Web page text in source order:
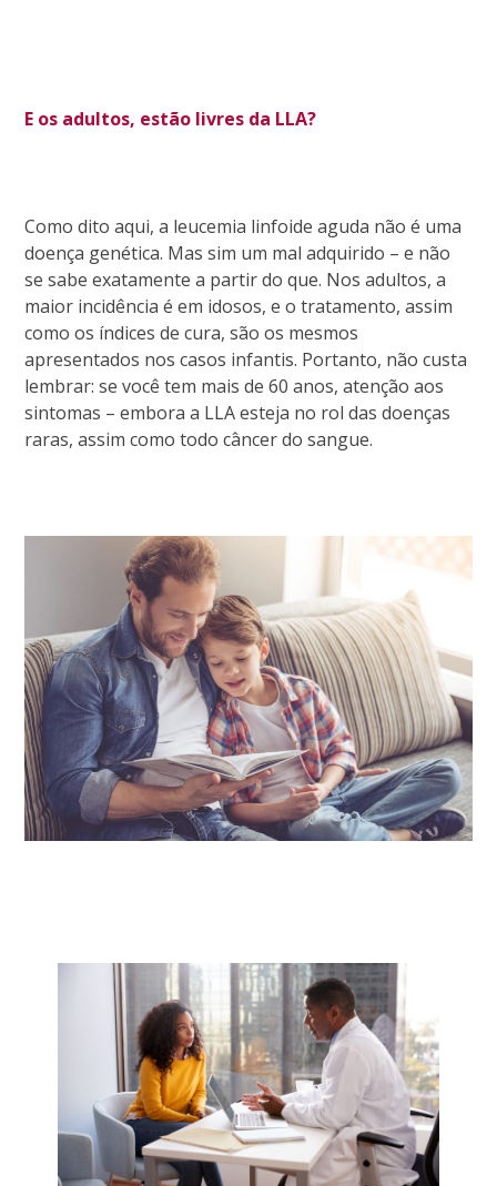
E os adultos, estão livres da LLA?
Como dito aqui, a leucemia linfoide aguda não é uma
doença genética. Mas sim um mal adquirido – e não
se sabe exatamente a partir do que. Nos adultos, a
maior incidência é em idosos, e o tratamento, assim
como os índices de cura, são os mesmos
apresentados nos casos infantis. Portanto, não custa
lembrar: se você tem mais de 60 anos, atenção aos
sintomas – embora a LLA esteja no rol das doenças
raras, assim como todo câncer do sangue.